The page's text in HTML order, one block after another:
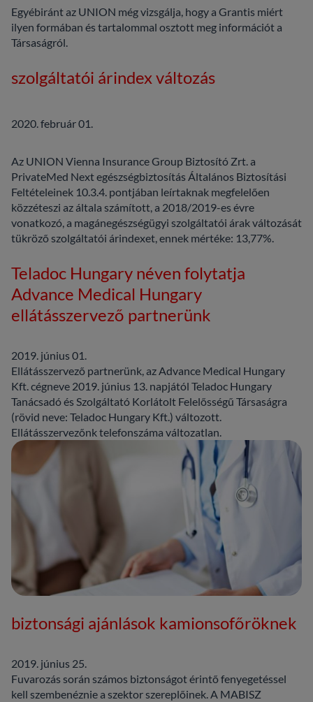
Egyébiránt az UNION még vizsgálja, hogy a Grantis miért
ilyen formában és tartalommal osztott meg információt a
Társaságról.
szolgáltatói árindex változás
2020. február 01.
Az UNION Vienna Insurance Group Biztosító Zrt. a
PrivateMed Next egészségbiztosítás Általános Biztosítási
Feltételeinek 10.3.4. pontjában leírtaknak megfelelően
közzéteszi az általa számított, a 2018/2019-es évre
vonatkozó, a magánegészségügyi szolgáltatói árak változását
tükröző szolgáltatói árindexet, ennek mértéke: 13,77%.
Teladoc Hungary néven folytatja
Advance Medical Hungary
ellátásszervező partnerünk
2019. június 01.
Ellátásszervező partnerünk, az Advance Medical Hungary
Kft. cégneve 2019. június 13. napjától Teladoc Hungary
Tanácsadó és Szolgáltató Korlátolt Felelősségű Társaságra
(rövid neve: Teladoc Hungary Kft.) változott.
Ellátásszervezőnk telefonszáma változatlan.
biztonsági ajánlások kamionsofőröknek
2019. június 25.
Fuvarozás során számos biztonságot érintő fenyegetéssel
kell szembenéznie a szektor szereplőinek. A MABISZ